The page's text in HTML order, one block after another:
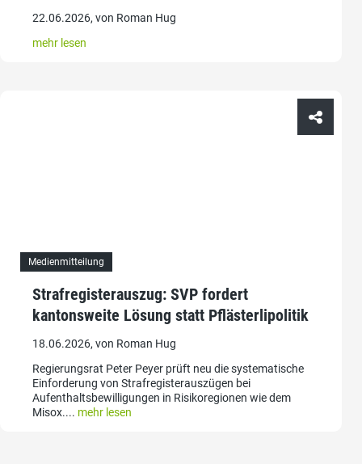
22.06.2026, von Roman Hug
mehr lesen
Medienmitteilung
Strafregisterauszug: SVP fordert
kantonsweite Lösung statt Pflästerlipolitik
18.06.2026, von Roman Hug
Regierungsrat Peter Peyer prüft neu die systematische
Einforderung von Strafregisterauszügen bei
Aufenthaltsbewilligungen in Risikoregionen wie dem
Misox.... mehr lesen